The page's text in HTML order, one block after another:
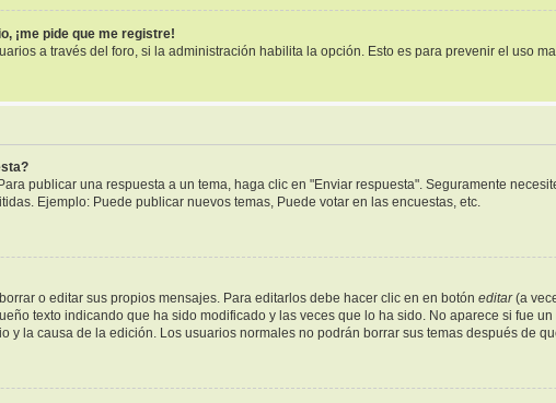
¡me pide que me registre!
a través del foro, si la administración habilita la opción. Esto es para prevenir el uso
publicar una respuesta a un tema, haga clic en "Enviar respuesta". Seguramente
Ejemplo: Puede publicar nuevos temas, Puede votar en las encuestas, etc.
o editar sus propios mensajes. Para editarlos debe hacer clic en en botón editar(a
texto indicando que ha sido modificado y las veces que lo ha sido. No aparece si fue
y la causa de la edición. Los usuarios normales no podrán borrar sus temas después de